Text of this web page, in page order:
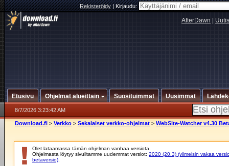
Rekisteröidy|Kirjaudu:
AfterDawn
Etusivu Ohjelmat alueittain Suosituimmat Uusimmat
8/7/2026 3:23:42 AM
Download.fi > Verkko > Sekalaiset verkko-ohjelmat > WebSite-Watcher v4.30
Olet lataamassa tämän ohjelman vanhaa versiota.
Ohjelmasta löytyy sivuiltamme uudemmat versiot: 2020 (20.3) (viimeisin vakaa
betaversio)